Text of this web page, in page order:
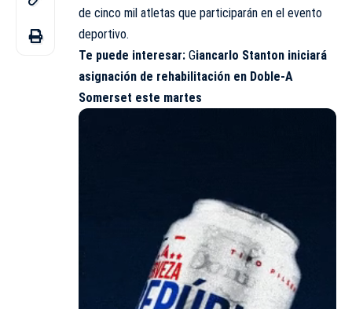
de cinco mil atletas que participarán en el evento
deportivo.
Te puede interesar: Giancarlo Stanton iniciará
asignación de rehabilitación en Doble-A
Somerset este martes